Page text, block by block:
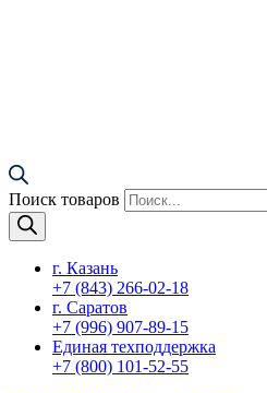
Поиск товаров
г. Казань
+7 (843) 266-02-18
г. Саратов
+7 (996) 907-89-15
Единая техподдержка
+7 (800) 101-52-55